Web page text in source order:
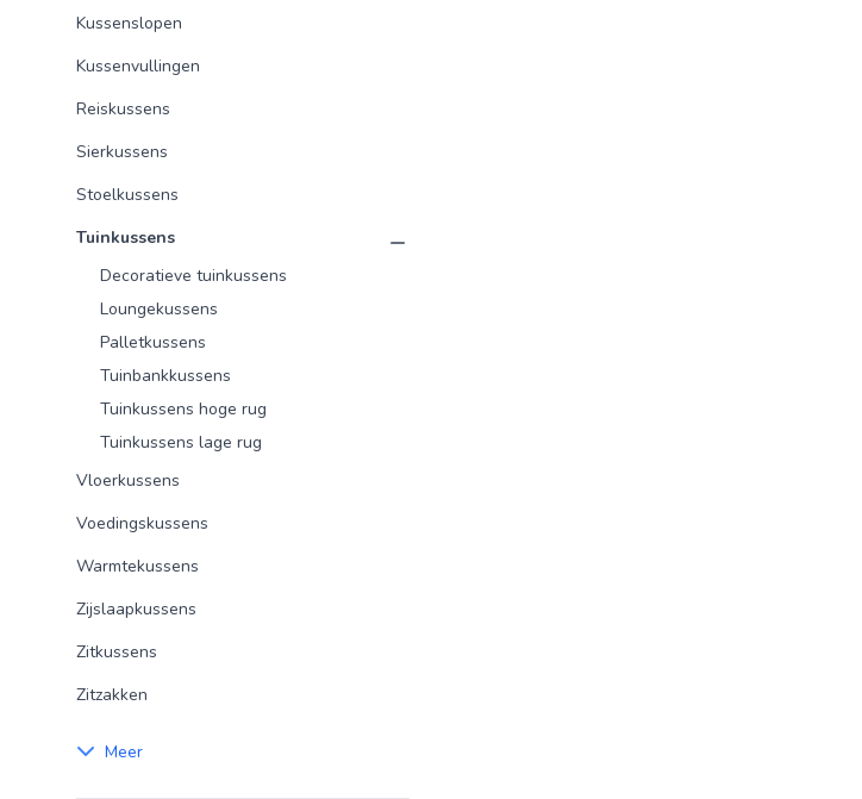
Kussenslopen
Kussenvullingen
Reiskussens
Sierkussens
Stoelkussens
Tuinkussens
Decoratieve tuinkussens
Loungekussens
Palletkussens
Tuinbankkussens
Tuinkussens hoge rug
Tuinkussens lage rug
Vloerkussens
Voedingskussens
Warmtekussens
Zijslaapkussens
Zitkussens
Zitzakken
Meer